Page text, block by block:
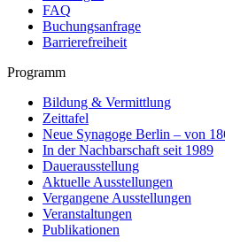
FAQ
Buchungsanfrage
Barrierefreiheit
Programm
Bildung & Vermittlung
Zeittafel
Neue Synagoge Berlin – von
In der Nachbarschaft seit 1989
Dauerausstellung
Aktuelle Ausstellungen
Vergangene Ausstellungen
Veranstaltungen
Publikationen